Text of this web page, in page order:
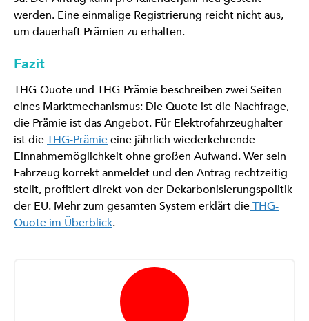
werden. Eine einmalige Registrierung reicht nicht aus,
um dauerhaft Prämien zu erhalten.
Fazit
THG-Quote und THG-Prämie beschreiben zwei Seiten
eines Marktmechanismus: Die Quote ist die Nachfrage,
die Prämie ist das Angebot. Für Elektrofahrzeughalter
ist dieTHG-Prämieeine jährlich wiederkehrende
Einnahmemöglichkeit ohne großen Aufwand. Wer sein
Fahrzeug korrekt anmeldet und den Antrag rechtzeitig
stellt, profitiert direkt von der Dekarbonisierungspolitik
der EU. Mehr zum gesamten System erklärt dieTHG-
Quote im Überblick.